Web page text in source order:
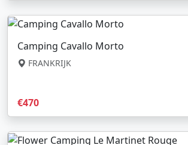
Camping Cavallo Morto
FRANKRIJK
€470